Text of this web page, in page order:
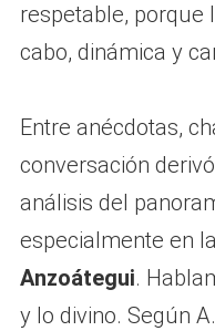
respetable, porque
cabo, dinámica y
Entre anécdotas,
conversación
análisis del
especialmente en la
Anzoátegui.
y lo divino. Según